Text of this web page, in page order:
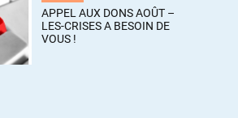
APPEL AUX DONS AOÛT –
LES-CRISES A BESOIN DE
VOUS !